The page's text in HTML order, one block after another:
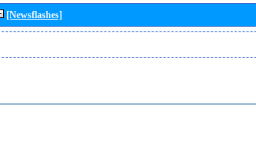
[Newsflashes]